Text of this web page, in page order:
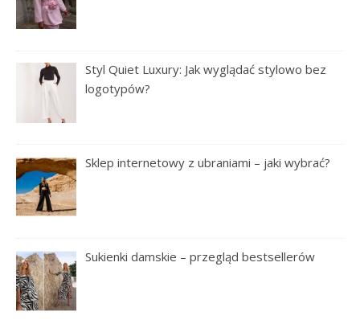
Styl Quiet Luxury: Jak wyglądać stylowo bez
logotypów?
Sklep internetowy z ubraniami – jaki wybrać?
Sukienki damskie – przegląd bestsellerów